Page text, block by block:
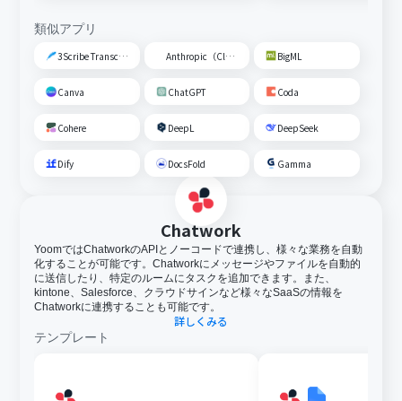
類似アプリ
3Scribe Transcription Anthropic（Claude） BigML
Canva ChatGPT Coda
Cohere DeepL DeepSeek
Dify DocsFold Gamma
Chatwork
YoomではChatworkのAPIとノーコードで連携し、様々な業務を自動
化することが可能です。Chatworkにメッセージやファイルを自動的
に送信したり、特定のルームにタスクを追加できます。また、
kintone、Salesforce、クラウドサインなど様々なSaaSの情報を
Chatworkに連携することも可能です。
詳しくみる
テンプレート